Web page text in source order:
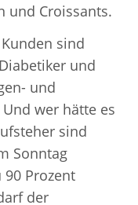
und Croissants.
sind
und
und
wer hätte es
sind
Sonntag
Prozent
der